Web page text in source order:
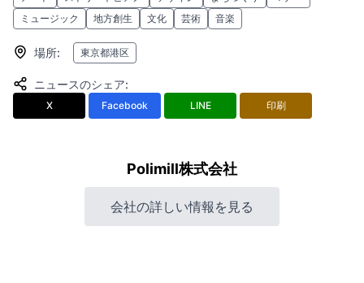
ミュージック
地方創生 文化 芸術 音楽
場所: 東京都港区
ニュースのシェア:
X Facebook LINE 印刷
Polimill株式会社
会社の詳しい情報を見る